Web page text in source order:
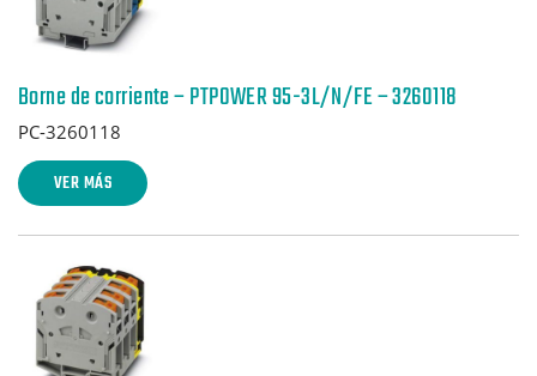
Borne de corriente – PTPOWER 95-3L/N/FE – 3260118
PC-3260118
VER MÁS